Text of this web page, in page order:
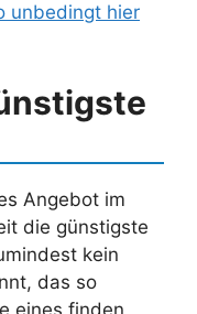
unbedingt hier
Angebot im
die günstigste
kein
das so
eines finden